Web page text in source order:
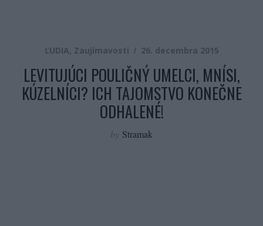
ĽUDIA, Zaujímavosti 26. decembra 2015
LEVITUJÚCI POULIČNÝ UMELCI, MNÍSI,
KÚZELNÍCI? ICH TAJOMSTVO KONEČNE
ODHALENÉ!
by Stramak